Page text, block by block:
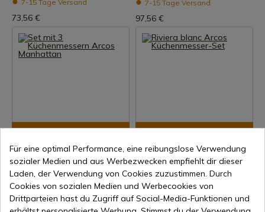
7-15 Tage Versand
73,56 €
7-15 Tage Versand
97,56 €
Produkt anzeigen
REF: 163200
Arcos
Set mit 3 Küchenmessern
Arcos Manhattan
7-15 Tage Versand
Produkt anzeigen
REF: 838410
Arcos
Riviera blanc Arcos
Küchenmesser-Set
Für eine optimal Performance, eine reibungslose Verwendung
sozialer Medien und aus Werbezwecken empfiehlt dir dieser
Laden, der Verwendung von Cookies zuzustimmen. Durch
Cookies von sozialen Medien und Werbecookies von
Drittparteien hast du Zugriff auf Social-Media-Funktionen und